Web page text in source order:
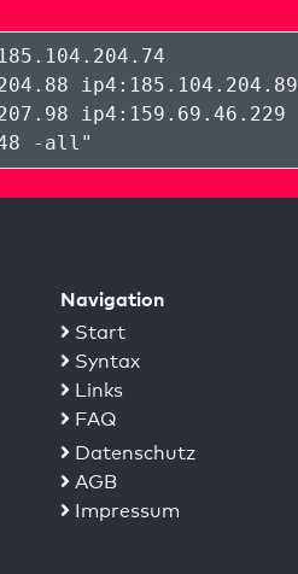
ip4:185.104.204.89
ip4:159.69.46.229
-all "
Navigation
Start
Syntax
Links
FAQ
Datenschutz
AGB
Impressum